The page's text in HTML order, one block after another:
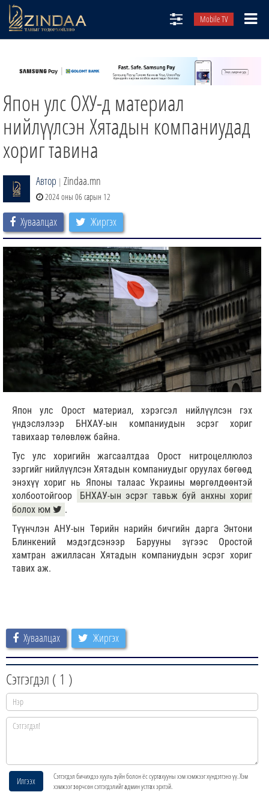
Mobile TV
ТВ8
ӨГЛӨӨНИЙ СОНИН
АУДИО ЗОХИОЛ
ЗИНДАА СЭТГҮҮЛ
Япон улс ОХУ-д материал
нийлүүлсэн Хятадын компаниудад
хориг тавина
Автор | Zindaa.mn
2024 оны 06 сарын 12
Хуваалцах Жиргэх
Япон улс Орост материал, хэрэгсэл нийлүүлсэн гэх
үндэслэлээр БНХАУ-ын компаниудын эсрэг хориг
тавихаар төлөвлөж байна.
Тус улс хоригийн жагсаалтдаа Орост нитроцеллюлоз
зэргийг нийлүүлсэн Хятадын компаниудыг оруулах бөгөөд
энэхүү хориг нь Японы талаас Украины мөргөлдөөнтэй
холбоотойгоор
БНХАУ-ын эсрэг тавьж буй анхны хориг
болох юм
.
Түүнчлэн АНУ-ын Төрийн нарийн бичгийн дарга Энтони
Блинкений мэдэгдсэнээр Барууны зүгээс Оростой
хамтран ажилласан Хятадын компаниудын эсрэг хориг
тавих аж.
Хуваалцах Жиргэх
Сэтгэгдэл ( 1 )
Илгээх
Сэтгэгдэл бичихдээ хууль зүйн болон ёс суртахууны хэм хэмжээг хүндэтгэнэ үү. Хэм
хэмжээг зөрчсөн сэтгэгдэлийг админ устгах эрхтэй.